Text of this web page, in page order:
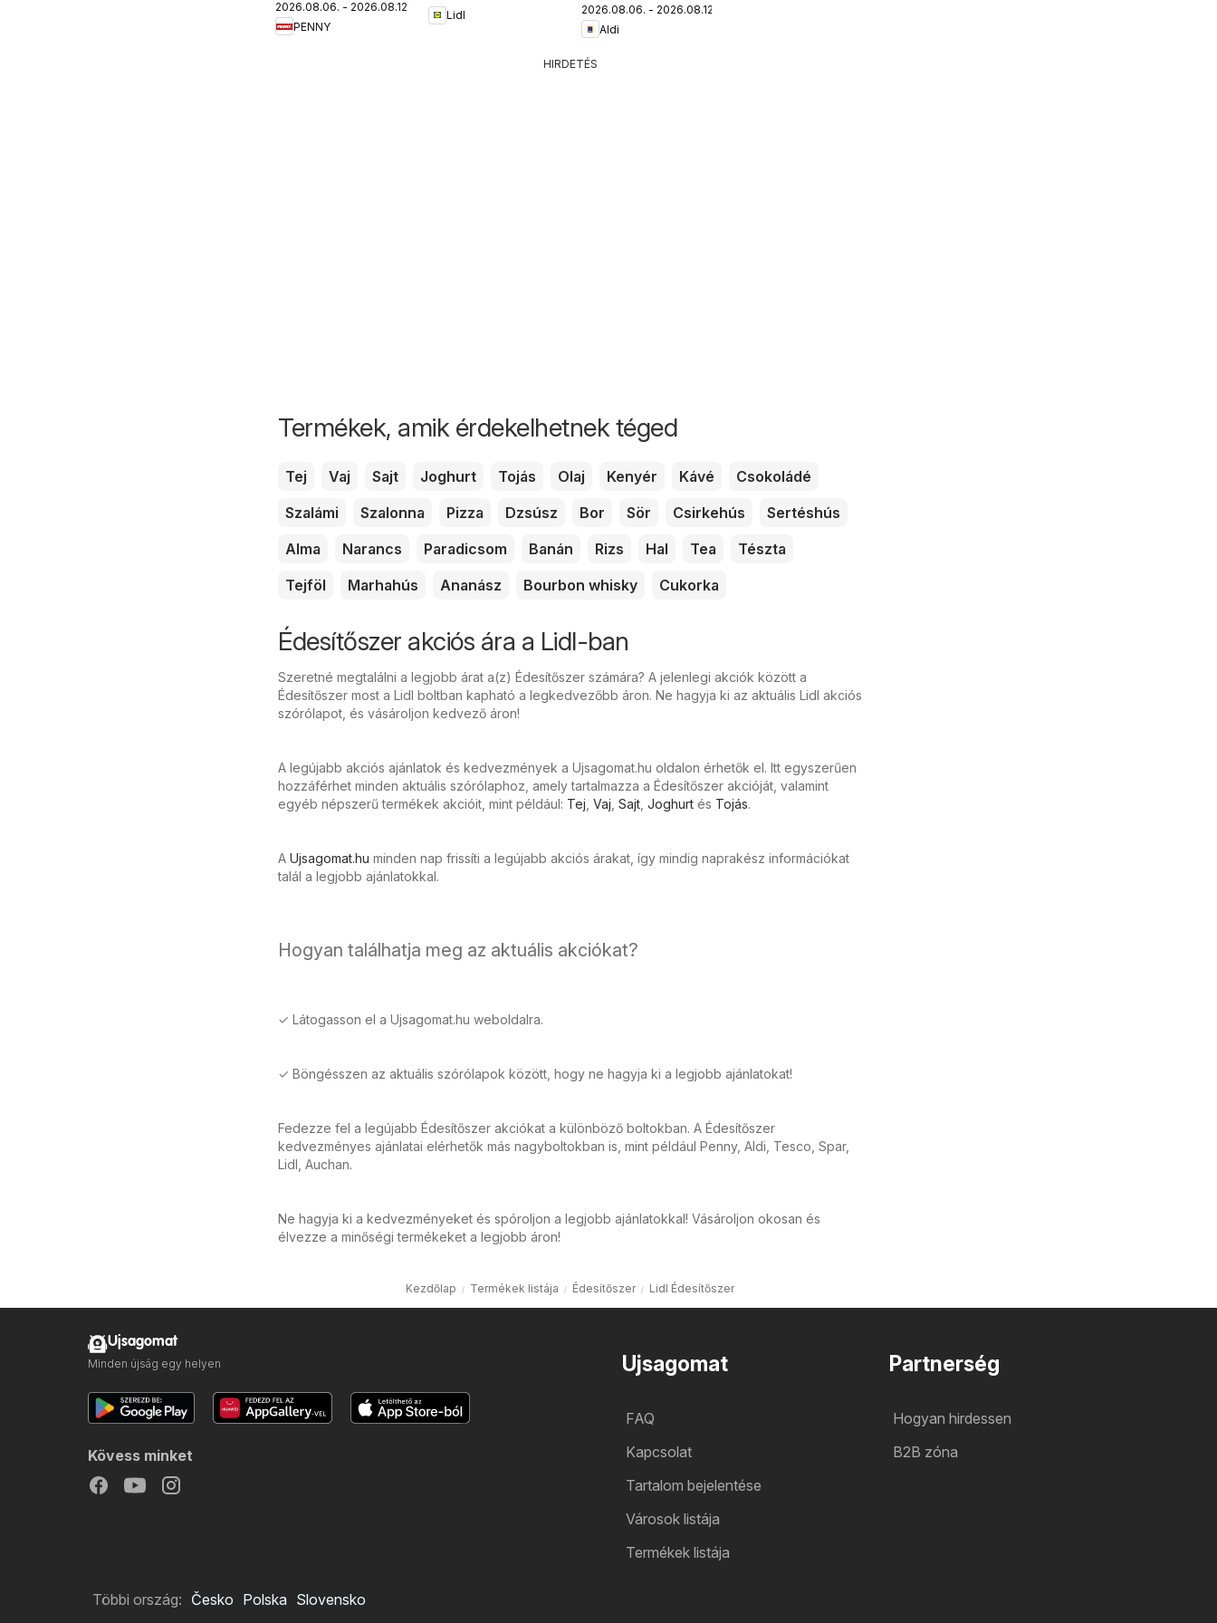
újság
2026.08.06. - 2026.08.12.
PENNY
Lidl
2026.08.06. - 2026.08.12.
Aldi
HIRDETÉS
Termékek, amik érdekelhetnek téged
Tej Vaj Sajt Joghurt Tojás Olaj Kenyér Kávé
Csokoládé
Szalámi
Szalonna Pizza Dzsúsz Bor Sör Csirkehús
Sertéshús
Alma
Narancs Paradicsom Banán Rizs Hal Tea
Tészta
Tejföl
Marhahús Ananász Bourbon whisky Cukorka
Édesítőszer akciós ára a Lidl-ban
Szeretné megtalálni a legjobb árat a(z) Édesítőszer számára? A jelenlegi akciók között a
Édesítőszer most a Lidl boltban kapható a legkedvezőbb áron. Ne hagyja ki az aktuális Lidl akciós
szórólapot, és vásároljon kedvező áron!
A legújabb akciós ajánlatok és kedvezmények a Ujsagomat.hu oldalon érhetők el. Itt egyszerűen
hozzáférhet minden aktuális szórólaphoz, amely tartalmazza a Édesítőszer akcióját, valamint
egyéb népszerű termékek akcióit, mint például: Tej Vaj Sajt Joghurt és Tojás.
A Ujsagomat.hu minden nap frissíti a legújabb akciós árakat, így mindig naprakész információkat
talál a legjobb ajánlatokkal.
Hogyan találhatja meg az aktuális akciókat?
✓ Látogasson el a Ujsagomat.hu weboldalra.
✓ Böngésszen az aktuális szórólapok között, hogy ne hagyja ki a legjobb ajánlatokat!
Fedezze fel a legújabb Édesítőszer akciókat a különböző boltokban. A Édesítőszer
kedvezményes ajánlatai elérhetők más nagyboltokban is, mint például Penny, Aldi, Tesco, Spar,
Lidl, Auchan.
Ne hagyja ki a kedvezményeket és spóroljon a legjobb ajánlatokkal! Vásároljon okosan és
élvezze a minőségi termékeket a legjobb áron!
Kezdőlap Termékek listája Édesítőszer Lidl Édesítőszer
Ujsagomat
FAQ
Kapcsolat
Tartalom bejelentése
Városok listája
Termékek listája
Partnerség
Hogyan hirdessen
B2B zóna
Ujsagomat
Minden újság egy helyen
Kövess minket
Többi ország: Česko Polska Slovensko